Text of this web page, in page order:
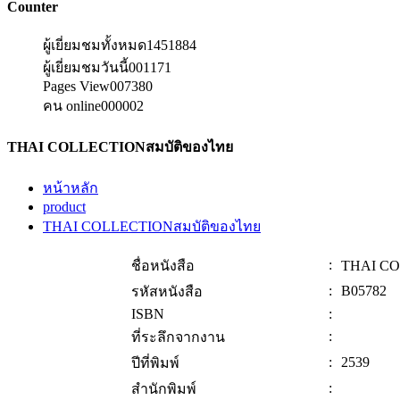
Counter
ผู้เยี่ยมชมทั้งหมด1451884
ผู้เยี่ยมชมวันนี้001171
Pages View007380
คน online000002
THAI COLLECTIONสมบัติของไทย
หน้าหลัก
product
THAI COLLECTIONสมบัติของไทย
ชื่อหนังสือ :
THAI
รหัสหนังสือ
:
B05782
ISBN
:
ที่ระลึกจากงาน
:
ปีที่พิมพ์
:
2539
สำนักพิมพ์
: